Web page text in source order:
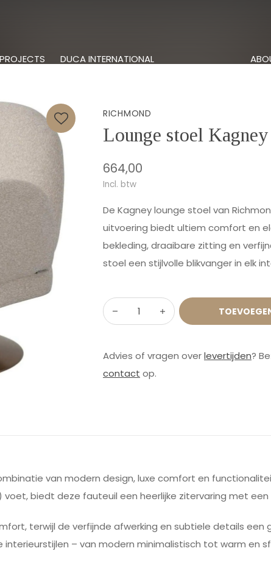
DUCA INTERNATIONAL
RICHMOND
Lounge stoel
664,00
Incl. btw
De Kagney lounge stoel van
uitvoering biedt ultiem comfort en
bekleding, draaibare zitting en
stoel een stijlvolle blikvanger in elk
Advies of vragen overlevertijden?
contact op.
van modern design, luxe comfort en
biedt deze fauteuil een heerlijke zitervaring met
terwijl de verfijnde afwerking en subtiele details een
– van modern minimalistisch tot warm en